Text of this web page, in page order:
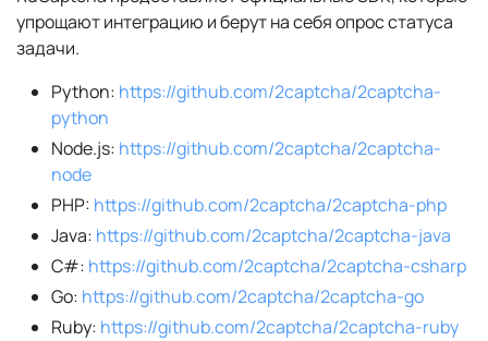
упрощают интеграцию и берут на себя опрос статуса
задачи.
Python: https://github.com/2captcha/2captcha-
python
Node.js: https://github.com/2captcha/2captcha-
node
PHP: https://github.com/2captcha/2captcha-php
Java: https://github.com/2captcha/2captcha-java
C#: https://github.com/2captcha/2captcha-csharp
Go: https://github.com/2captcha/2captcha-go
Ruby: https://github.com/2captcha/2captcha-ruby